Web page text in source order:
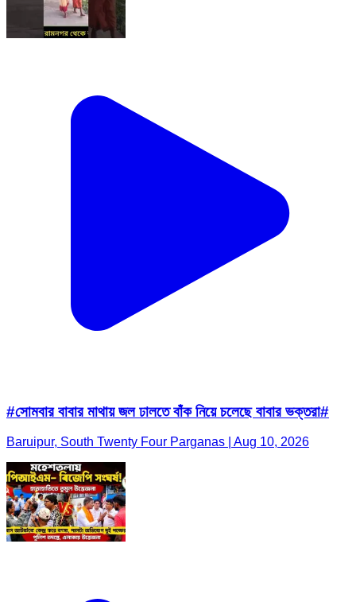
#সোমবার বাবার মাথায় জল ঢালতে বাঁক নিয়ে চলেছে বাবার ভক্তরা#
Baruipur, South Twenty Four Parganas | Aug 10, 2026